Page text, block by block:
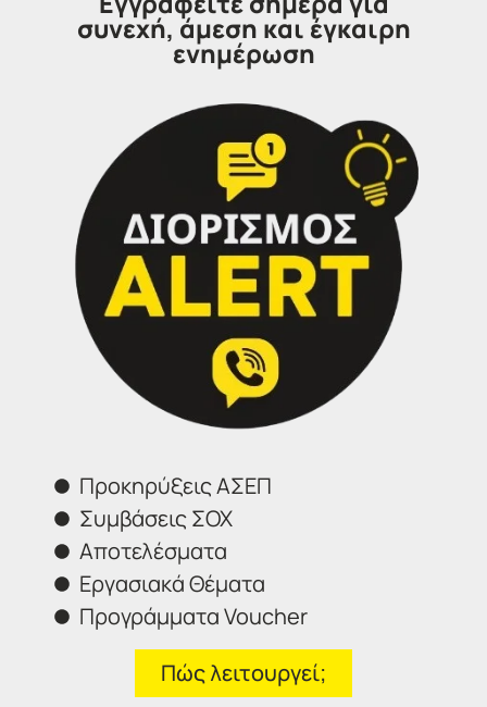
Επικοινωνήστε μαζί μας
Γραφεία Εξυπηρέτησης Πολιτών.
Θα χαρούμε να σας εξυπηρετήσουμε:
Τηλέφωνα επικοινωνίας
Σέρρες:
23213 02583
210 3000319
Θεσσαλονίκη:2314 314202
Φόρμα επικοινωνίας
συνεχή, άμεση και έγκαιρη
ενημέρωση
Προκηρύξεις ΑΣΕΠ
Συμβάσεις ΣΟΧ
Αποτελέσματα
Εργασιακά Θέματα
Προγράμματα Voucher
Πώς λειτουργεί;